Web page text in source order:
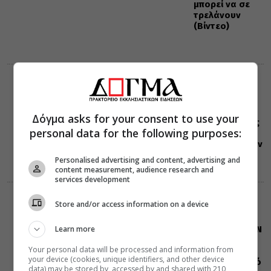
μπορεί να σε
τρελάνουν
(Βίντεο)
Όλες οι εορτές
και γεγονότα
που συνέβησαν
08 Αυγούστου
07 Αυγούστου 2026
Η LEROY MERLIN
Ελληνικό
Ερυθρό Σταυρό
Δόγμα asks for your consent to use your
personal data for the following purposes:
Personalised advertising and content, advertising and
content measurement, audience research and
services development
Store and/or access information on a device
Learn more
Your personal data will be processed and information from
your device (cookies, unique identifiers, and other device
data) may be stored by, accessed by and shared with 210